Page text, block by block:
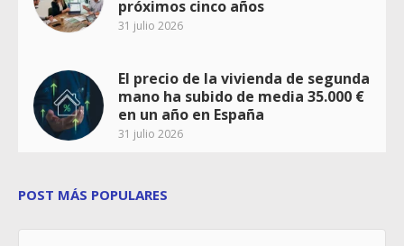
próximos cinco años
31 julio 2026
El precio de la vivienda de segunda
mano ha subido de media 35.000 €
en un año en España
31 julio 2026
POST MÁS POPULARES